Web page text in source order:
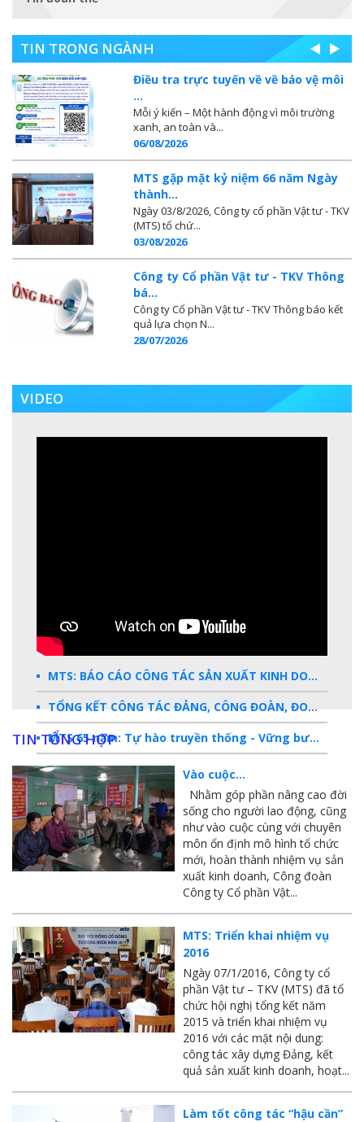
TIN TRONG NGÀNH
Điều tra trực tuyến về về bảo vệ môi
...
Mỗi ý kiến – Một hành động vì môi trường
xanh, an toàn và...
06/08/2026
MTS gặp mặt kỷ niệm 66 năm Ngày
thành...
Ngày 03/8/2026, Công ty cổ phần Vật tư - TKV
(MTS) tổ chứ...
03/08/2026
Công ty Cổ phần Vật tư - TKV Thông
bá...
Công ty Cổ phần Vật tư - TKV Thông báo kết
quả lựa chọn N...
28/07/2026
VIDEO
MTS: BÁO CÁO CÔNG TÁC SẢN XUẤT KINH DOANH 2025
TỔNG KẾT CÔNG TÁC ĐẢNG, CÔNG ĐOÀN, ĐOÀN THANH NIÊN 2025
MTS 65 năm: Tự hào truyền thống - Vững bước Tương lai
Dấu ấn MTS 2024
TKV- Niềm tự hào của ngành năng lượng Việt Nam
Báo cáo tổng kết hoạt động SXKD năm 2023
10 sự kiện tiêu biểu năm 2023
MTS -10 sự kiện nổi bật năm 2022
COMINLUB - TỰ HÀO CHẶNG ĐƯỜNG 25 NĂM
MTS - Gặp mặt cán bộ ngành than vùng Cẩm Phả
TKV đẩy mạnh lộ trình tái cơ cấu
MTS - GIỚI THIỆU SẢN PHẨM COMINLUB HFS
MTS - ĐẢM BẢO CHẤT LƯỢNG VẬT TƯ NGÀNH MỎ
TIN TỔNG HỢP
Vào cuộc…
Nhằm góp phần nâng cao đời
sống cho người lao động, cũng
như vào cuộc cùng với chuyên
môn ổn định mô hình tổ chức
mới, hoàn thành nhiệm vụ sản
xuất kinh doanh, Công đoàn
Công ty Cổ phần Vật...
MTS: Triển khai nhiệm vụ
2016
Ngày 07/1/2016, Công ty cổ
phần Vật tư – TKV (MTS) đã tổ
chức hội nghị tổng kết năm
2015 và triển khai nhiệm vụ
2016 với các mặt nội dung:
công tác xây dựng Đảng, kết
quả sản xuất kinh doanh, hoạt...
Làm tốt công tác “hậu cần”